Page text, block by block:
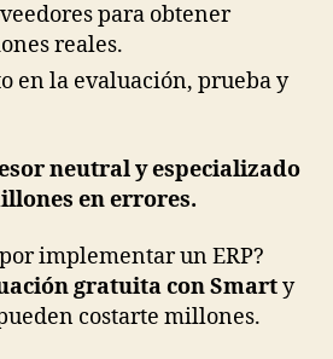
para obtener
reales.
en la evaluación, prueba y
neutral y especializado
en errores.
implementar un ERP?
gratuita con Smarty
costarte millones.